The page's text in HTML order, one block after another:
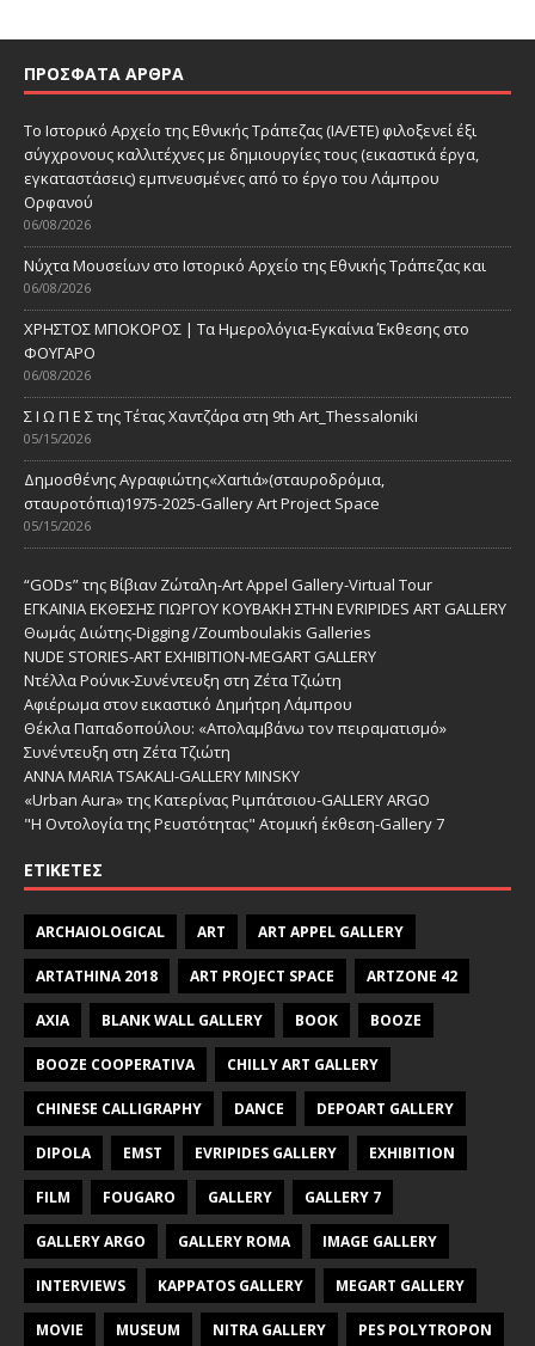
ΠΡΌΣΦΑΤΑ ΆΡΘΡΑ
Το Ιστορικό Αρχείο της Εθνικής Τράπεζας (ΙΑ/ΕΤΕ) φιλοξενεί έξι
σύγχρονους καλλιτέχνες με δημιουργίες τους (εικαστικά έργα,
εγκαταστάσεις) εμπνευσμένες από το έργο του Λάμπρου
Ορφανού
06/08/2026
Νύχτα Μουσείων στο Ιστορικό Αρχείο της Εθνικής Τράπεζας και
06/08/2026
ΧΡΗΣΤΟΣ ΜΠΟΚΟΡΟΣ | Τα Ημερολόγια-Εγκαίνια Έκθεσης στο
ΦΟΥΓΑΡΟ
06/08/2026
Σ Ι Ω Π Ε Σ της Τέτας Χαντζάρα στη 9th Art_Thessaloniki
05/15/2026
Δημοσθένης Αγραφιώτης«Xαrtιά»(σταυροδρόμια,
σταυροτόπια)1975-2025-Gallery Art Project Space
05/15/2026
“GODs” της Βίβιαν Ζώταλη-Art Appel Gallery-Virtual Tour
ΕΓΚΑΙΝΙΑ ΕΚΘΕΣΗΣ ΓΙΩΡΓΟΥ ΚΟΥΒΑΚΗ ΣΤΗΝ EVRIPIDES ART GALLERY
Θωμάς Διώτης-Digging /Zoumboulakis Galleries
NUDE STORIES-ΑRT EXHIBITION-MEGART GALLERY
Ντέλλα Ρούνικ-Συνέντευξη στη Ζέτα Τζιώτη
Αφιέρωμα στον εικαστικό Δημήτρη Λάμπρου
Θέκλα Παπαδοπούλου: «Απολαμβάνω τον πειραματισμό»
Συνέντευξη στη Ζέτα Τζιώτη
ANNA MARIA TSAKALI-GALLERY MINSKY
«Urban Aura» της Κατερίνας Ριμπάτσιου-GALLERY ARGO
"Η Οντολογία της Ρευστότητας" Ατομική έκθεση-Gallery 7
ΕΤΙΚΈΤΕΣ
ARCHAIOLOGICAL ART ART APPEL GALLERY
ARTATHINA 2018 ART PROJECT SPACE ARTZONE 42
AXIA BLANK WALL GALLERY BOOK BOOZE
BOOZE COOPERATIVA CHILLY ART GALLERY
CHINESE CALLIGRAPHY DANCE DEPOART GALLERY
DIPOLA EMST EVRIPIDES GALLERY EXHIBITION
FILM FOUGARO GALLERY GALLERY 7
GALLERY ARGO GALLERY ROMA IMAGE GALLERY
INTERVIEWS KAPPATOS GALLERY MEGART GALLERY
MOVIE MUSEUM NITRA GALLERY PES POLYTROPON